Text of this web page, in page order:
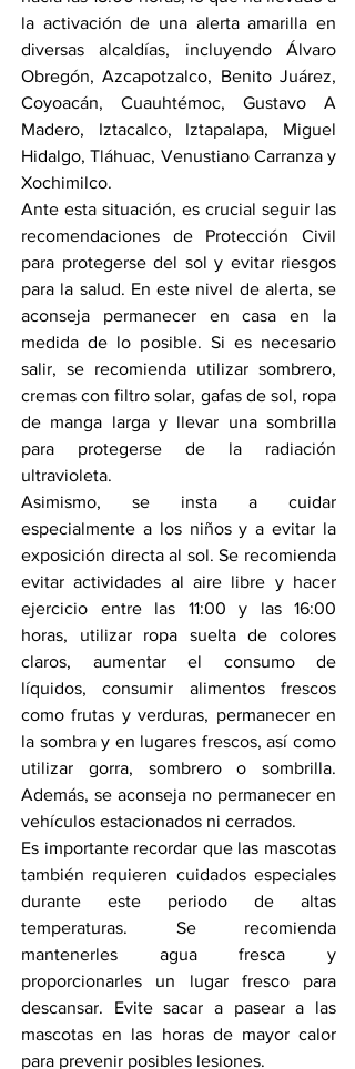
la activación de una alerta amarilla en
diversas alcaldías, incluyendo Álvaro
Obregón, Azcapotzalco, Benito Juárez,
Coyoacán, Cuauhtémoc, Gustavo A
Madero, Iztacalco, Iztapalapa, Miguel
Hidalgo, Tláhuac, Venustiano Carranza y
Xochimilco.
Ante esta situación, es crucial seguir las
recomendaciones de Protección Civil
para protegerse del sol y evitar riesgos
para la salud. En este nivel de alerta, se
aconseja permanecer en casa en la
medida de lo posible. Si es necesario
salir, se recomienda utilizar sombrero,
cremas con filtro solar, gafas de sol, ropa
de manga larga y llevar una sombrilla
para protegerse de la radiación
ultravioleta.
Asimismo, se insta a cuidar
especialmente a los niños y a evitar la
exposición directa al sol. Se recomienda
evitar actividades al aire libre y hacer
ejercicio entre las 11:00 y las 16:00
horas, utilizar ropa suelta de colores
claros, aumentar el consumo de
líquidos, consumir alimentos frescos
como frutas y verduras, permanecer en
la sombra y en lugares frescos, así como
utilizar gorra, sombrero o sombrilla.
Además, se aconseja no permanecer en
vehículos estacionados ni cerrados.
Es importante recordar que las mascotas
también requieren cuidados especiales
durante este periodo de altas
temperaturas. Se recomienda
mantenerles agua fresca y
proporcionarles un lugar fresco para
descansar. Evite sacar a pasear a las
mascotas en las horas de mayor calor
para prevenir posibles lesiones.